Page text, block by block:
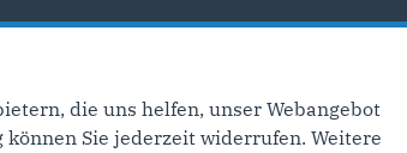
die uns helfen, unser Webangebot
Sie jederzeit widerrufen. Weitere